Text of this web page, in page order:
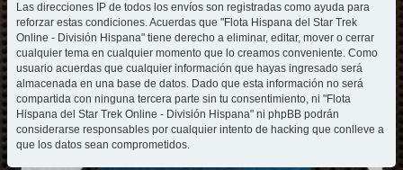
Las direcciones IP de todos los envíos son registradas como ayuda para
reforzar estas condiciones. Acuerdas que "Flota Hispana del Star Trek
Online - División Hispana" tiene derecho a eliminar, editar, mover o cerrar
cualquier tema en cualquier momento que lo creamos conveniente. Como
usuario acuerdas que cualquier información que hayas ingresado será
almacenada en una base de datos. Dado que esta información no será
compartida con ninguna tercera parte sin tu consentimiento, ni "Flota
Hispana del Star Trek Online - División Hispana" ni phpBB podrán
considerarse responsables por cualquier intento de hacking que conlleve a
que los datos sean comprometidos.